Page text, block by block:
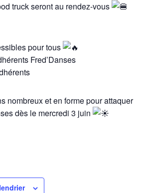
truck seront au rendez-vous
pour tous
Fred’Danses
nombreux et en forme pour attaquer
dès le mercredi 3 juin